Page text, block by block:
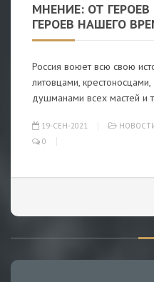
МНЕНИЕ: ОТ
ГЕРОЕВ НАШЕГО
Россия воюет всю свою
литовцами,
душманами всех мастей и
19-СЕН-2021
0